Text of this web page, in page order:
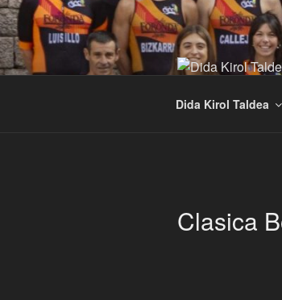
Saltar
al
contenido
Dida Kirol Taldea
Clasica